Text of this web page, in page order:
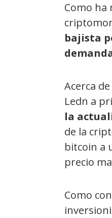
Como ha
bajista
Acerca
Ledn a
la
de la
bitcoin a
precio
Como